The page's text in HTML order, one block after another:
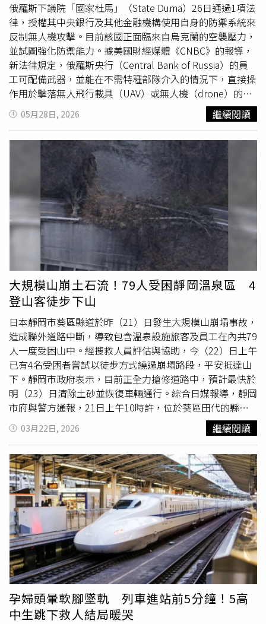
俄羅斯下議院「國家杜馬」（State Duma）26日通過1項法
律，授權其中央銀行及其他金融機構使用自身的防禦系統來
反制無人機攻擊。目前該國正面臨來自烏克蘭的空襲壓力，
並試圖強化防禦能力。據美國財經媒體《CNBC》的報導，
新法律規定，俄羅斯央行（Central Bank of Russia）的員
工可配備武器，並能在不需特種部隊介入的情況下，直接操
作用於擊落無人飛行載具（UAV）或無人機（drone）的系
統。隨著戰事持續，烏克蘭軍方愈來愈頻繁透過長程無人機
襲擊俄羅斯，這也使俄羅斯必須在其廣大的領土範圍內投入
更多資源進行空防。根據《俄羅斯商業諮詢日報通訊社》
（RBC）26日的報導，除了俄羅斯央行外，該國最大銀行
「俄羅斯聯邦儲蓄銀行」（Sberbank）、最大的現金與貴
重物品運輸機構「俄羅斯現金運輸協會」（Russian Cash
Collection Association），以及專責運送機密與最高機密國
家文件的「特別郵政服務局」（Special Postal Service），
都將被允許自行管理無人機防禦作業。《RBC》援引俄羅斯
國家杜馬通過的法律內容指出，相關員工將被「授權阻止無
人飛行載具、水下與水面船艇及裝置、 無人車 輛以及其他自
動化無人系統的運作。」報導指出，這項權力不僅可用於保
護設施，也能在這些地點的員工或其他人員面臨攻擊威脅時
啟動防禦措施。相關反制措施則包括干擾或轉換無人機遙控
訊號、干擾其控制面板，以及直接損壞或摧毀無人機。俄羅
斯與烏克蘭雙方皆否認在這場已進入第5年的戰爭中，蓄意
將民用基礎設施作為攻擊目標。然而，兩國多處重要基礎設
施仍持續遭到攻擊，手段包括網路戰。上述法律的主要起草
人之一、俄羅斯國家杜馬金融市場委員會主席阿克薩科夫
（Anatoly Aksakov）接受《RBC》廣播電台訪問時表示，
反無人機防禦系統將部署於重要設施附近，相關員工也將獲
配武器。「首先，我們將使用干擾設備，使這些無人飛行載
具更難鎖定並攻擊相關目標。此外，我們也會使用擊落這些
無人機的手段，以保護相關目標。」他補充，相關機構將自
行負擔反無人機防禦系統的費用。另一方面，由於美國正在
伊朗問題上搞得焦頭爛額，外界原先對俄烏重啟和平談判的
預期，如今看來已陷入停滯，同時衝突規模似乎也正在升
高。俄羅斯26日表示，其政府已警告美國國務卿盧比歐
（Marco Rubio），要求美方撤離駐基輔外交人員與美國公
民，原因是莫斯科計畫對烏克蘭首都展開新一輪打擊。根據
俄羅斯政府說法，俄羅斯外交部長拉夫羅夫（Sergei
Lavrov）於25日與盧比歐通話時，「正式通知」華盛頓，
俄羅斯將對烏克蘭軍事設施發動「有系統且持續性的打
擊」，重點鎖定無人機設計、製造與程式編寫設施，以及所
謂的「決策中心」。
05月28日, 2026 繼續閱讀
大規模山崩土石流！79人受困靜岡溫泉區 4
登山客徒步下山
日本靜岡市葵區縣道於昨（21）日發生大規模山崩塌事故，
造成聯外道路中斷，導致包含溫泉設施旅客及員工在內共79
人一度受困山中。經搜救人員評估與協助，今（22）日上午
已有4名受困者嘗試以徒步方式繞過崩塌路段，平安抵達山
下。靜岡市政府表示，目前正全力搶修道路中，預計最快於
明（23）日清除土砂並恢復車輛通行。綜合日媒報導，靜岡
市府與警方通報，21日上午10時許，位於葵區田代的縣道
斜面發生大面積土石滑落，坍塌範圍估計高度達70公尺、寬
度約20公尺，巨量土石完全阻斷雙向交通。所幸事故發生當
下並無人車經過，未造成任何人員傷亡。然而，由於受災路
段為通往山區設施的唯一幹道，導致位於道路深處的3處溫
泉設施及旅宿，共計79名住客與員工瞬間受困成為孤島。事
發後，當地政府隨即展開行動，除了確認物資供應與人員安
全外，22日上午已引導其中4名民眾，在安全評估下透過周
邊小徑徒步繞行過崩塌點，成功完成下山。靜岡市政府與建
設部門指出，目前已調派大型機具進駐，若氣候及地質條件
穩定，土砂清運作業預計能在23日全數完工，屆時將重新開
放通車，協助剩餘受困人員離開。目前市府也持續監測現場
土壤穩定性，嚴防二度崩塌風險，並提醒民眾避免靠近崩塌
區域。
03月22日, 2026 繼續閱讀
孕婦頭暈軟腳墜軌 列車進站前5分鐘！5高
中生跳下救人結局暖哭